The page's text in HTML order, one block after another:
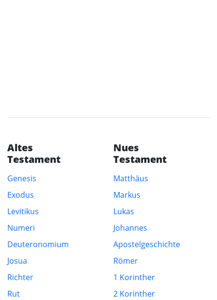
Altes
Testament
Genesis
Exodus
Levitikus
Numeri
Deuteronomium
Josua
Richter
Rut
Nues
Testament
Matthäus
Markus
Lukas
Johannes
Apostelgeschichte
Römer
1 Korinther
2 Korinther